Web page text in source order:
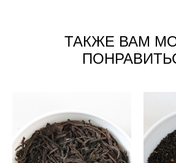
ТАКЖЕ ВАМ